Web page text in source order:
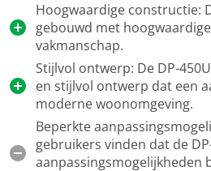
Hoogwaardige constructie:
gebouwd met
vakmanschap.
Stijlvol ontwerp: De DP-
en stijlvol ontwerp dat een
moderne woonomgeving.
Beperkte
gebruikers vinden dat de
aanpassingsmogelijkheden